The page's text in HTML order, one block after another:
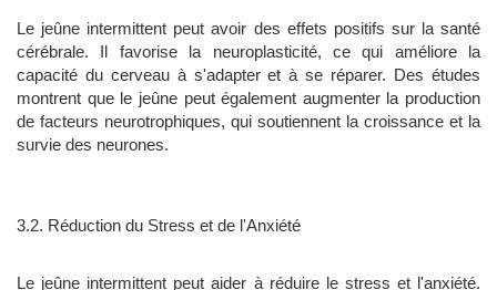
Le jeûne intermittent peut avoir des effets positifs sur la santé
cérébrale. Il favorise la neuroplasticité, ce qui améliore la
capacité du cerveau à s'adapter et à se réparer. Des études
montrent que le jeûne peut également augmenter la production
de facteurs neurotrophiques, qui soutiennent la croissance et la
survie des neurones.
3.2. Réduction du Stress et de l'Anxiété
Le jeûne intermittent peut aider à réduire le stress et l'anxiété.